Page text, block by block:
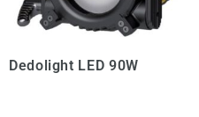
Dedolight LED 90W